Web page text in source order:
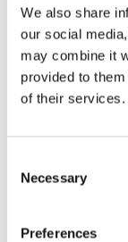
We also share
our social
may combine it
provided to
of their services.
Selection
Necessary
Preferences